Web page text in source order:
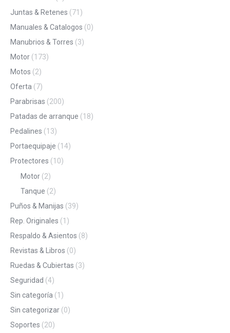
Juntas & Retenes (71)
Manuales & Catalogos (0)
Manubrios & Torres (3)
Motor (173)
Motos (2)
Oferta (7)
Parabrisas (200)
Patadas de arranque (18)
Pedalines (13)
Portaequipaje (14)
Protectores (10)
Motor (2)
Tanque (2)
Puños & Manijas (39)
Rep. Originales (1)
Respaldo & Asientos (8)
Revistas & Libros (0)
Ruedas & Cubiertas (3)
Seguridad (4)
Sin categoría (1)
Sin categorizar (0)
Soportes (20)